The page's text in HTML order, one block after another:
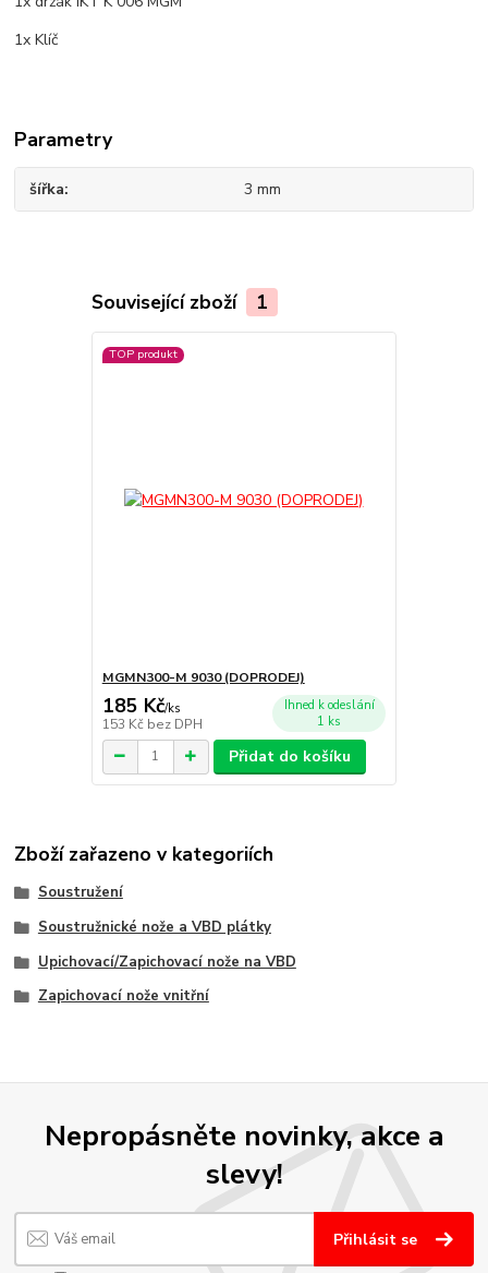
1x Klíč
Parametry
šířka 3 mm
Související zboží 1
TOP produkt
MGMN300-M 9030 (DOPRODEJ)
185 Kč/ks
153 Kč bez DPH
Ihned k odeslání
1 ks
Přidat do košíku
Zboží zařazeno v kategoriích
Soustružení
Soustružnické nože a VBD plátky
Upichovací/Zapichovací nože na VBD
Zapichovací nože vnitřní
Nepropásněte novinky, akce a
slevy!
Přihlásit se